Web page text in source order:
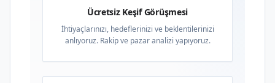
Ücretsiz Keşif Görüşmesi
İhtiyaçlarınızı, hedeflerinizi ve beklentilerinizi
anlıyoruz. Rakip ve pazar analizi yapıyoruz.